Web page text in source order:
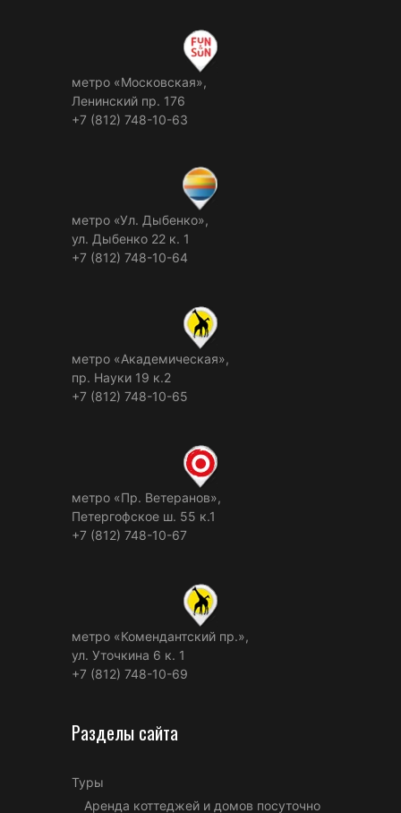
метро «Московская»,
Ленинский пр. 176
+7 (812) 748-10-63
метро «Ул. Дыбенко»,
ул. Дыбенко 22 к. 1
+7 (812) 748-10-64
метро «Академическая»,
пр. Науки 19 к.2
+7 (812) 748-10-65
метро «Пр. Ветеранов»,
Петергофское ш. 55 к.1
+7 (812) 748-10-67
метро «Комендантский пр.»,
ул. Уточкина 6 к. 1
+7 (812) 748-10-69
Разделы сайта
Туры
Аренда коттеджей и домов посуточно